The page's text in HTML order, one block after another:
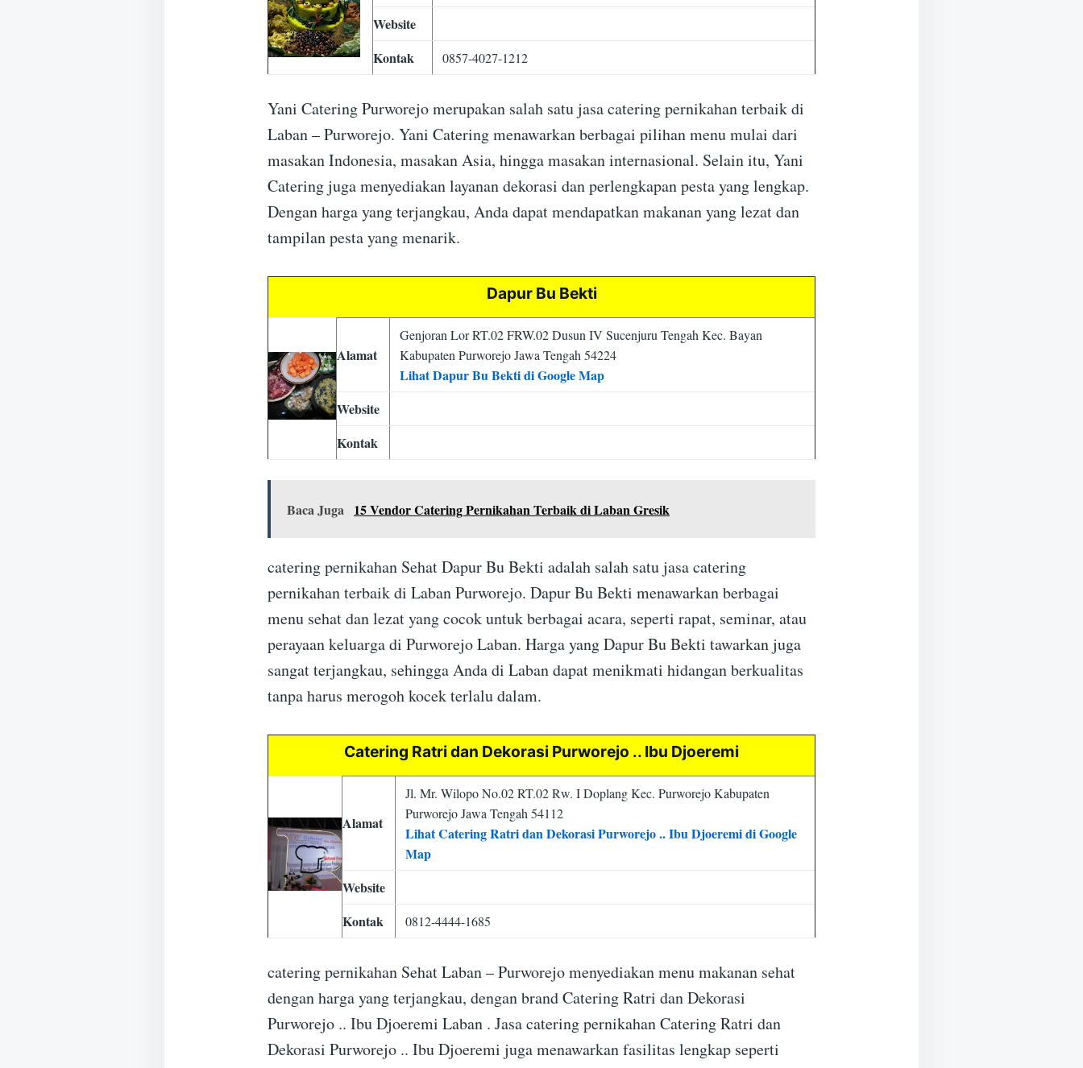
Website
Kontak
0857-4027-1212
Yani Catering Purworejo merupakan salah satu jasa catering pernikahan terbaik di
Laban – Purworejo. Yani Catering menawarkan berbagai pilihan menu mulai dari
masakan Indonesia, masakan Asia, hingga masakan internasional. Selain itu, Yani
Catering juga menyediakan layanan dekorasi dan perlengkapan pesta yang lengkap.
Dengan harga yang terjangkau, Anda dapat mendapatkan makanan yang lezat dan
tampilan pesta yang menarik.
Dapur Bu Bekti
Alamat
Genjoran Lor RT.02 FRW.02 Dusun IV Sucenjuru Tengah Kec. Bayan
Kabupaten Purworejo Jawa Tengah 54224
Lihat Dapur Bu Bekti di Google Map
Website
Kontak
Baca Juga 15 Vendor Catering Pernikahan Terbaik di Laban Gresik
catering pernikahan Sehat Dapur Bu Bekti adalah salah satu jasa catering
pernikahan terbaik di Laban Purworejo. Dapur Bu Bekti menawarkan berbagai
menu sehat dan lezat yang cocok untuk berbagai acara, seperti rapat, seminar, atau
perayaan keluarga di Purworejo Laban. Harga yang Dapur Bu Bekti tawarkan juga
sangat terjangkau, sehingga Anda di Laban dapat menikmati hidangan berkualitas
tanpa harus merogoh kocek terlalu dalam.
Catering Ratri dan Dekorasi Purworejo .. Ibu Djoeremi
Alamat
Jl. Mr. Wilopo No.02 RT.02 Rw. I Doplang Kec. Purworejo Kabupaten
Purworejo Jawa Tengah 54112
Lihat Catering Ratri dan Dekorasi Purworejo .. Ibu Djoeremi di Google
Map
Website
Kontak
0812-4444-1685
catering pernikahan Sehat Laban – Purworejo menyediakan menu makanan sehat
dengan harga yang terjangkau, dengan brand Catering Ratri dan Dekorasi
Purworejo .. Ibu Djoeremi Laban . Jasa catering pernikahan Catering Ratri dan
Dekorasi Purworejo .. Ibu Djoeremi juga menawarkan fasilitas lengkap seperti